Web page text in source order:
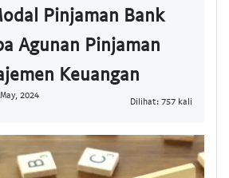
Pinjaman Bank
Agunan Pinjaman
Keuangan
2024
Dilihat: 757 kali